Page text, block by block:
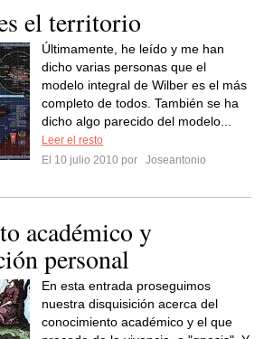
el territorio
Últimamente, he leído y me han
dicho varias personas que el
modelo integral de Wilber es el más
completo de todos. También se ha
dicho algo parecido del modelo...
Leer el resto
El 10 julio 2010 por
Joseantonio
académico y
personal
En esta entrada proseguimos
nuestra disquisición acerca del
conocimiento académico y el que